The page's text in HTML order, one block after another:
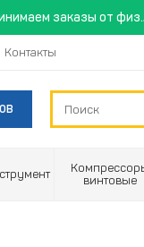
заказы от
Контакты
винтовые